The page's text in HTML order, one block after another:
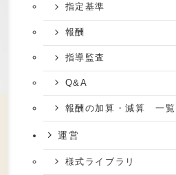
指定基準
報酬
指導監査
Q&A
報酬の加算・減算 一覧
運営
様式ライブラリ